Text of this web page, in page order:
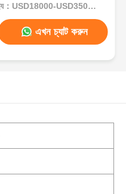
মূল্য：USD18000-USD35000per set
এখন চ্যাট করুন